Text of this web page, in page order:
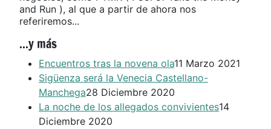
and Run ), al que a partir de ahora nos
referiremos...
...y más
Encuentros tras la novena ola11 Marzo 2021
Sigüenza será la Venecia Castellano-
Manchega28 Diciembre 2020
La noche de los allegados convivientes14
Diciembre 2020